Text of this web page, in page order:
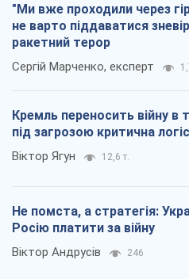
"Ми вже проходили через
не варто піддаватися
ракетний терор
Сергій Марченко, експерт
Кремль переносить війну в
під загрозою критична
Віктор Ягун 12,6 т.
Не помста, а стратегія:
Росію платити за війну
Віктор Андрусів 246